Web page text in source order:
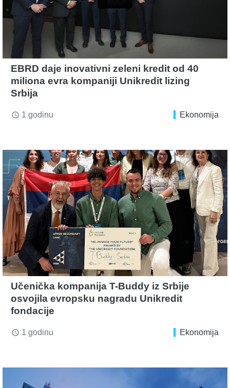
EBRD daje inovativni zeleni kredit od 40
miliona evra kompaniji Unikredit lizing
Srbija
access_time 1 godinu Ekonomija
Učenička kompanija T-Buddy iz Srbije
osvojila evropsku nagradu Unikredit
fondacije
access_time 1 godinu Ekonomija